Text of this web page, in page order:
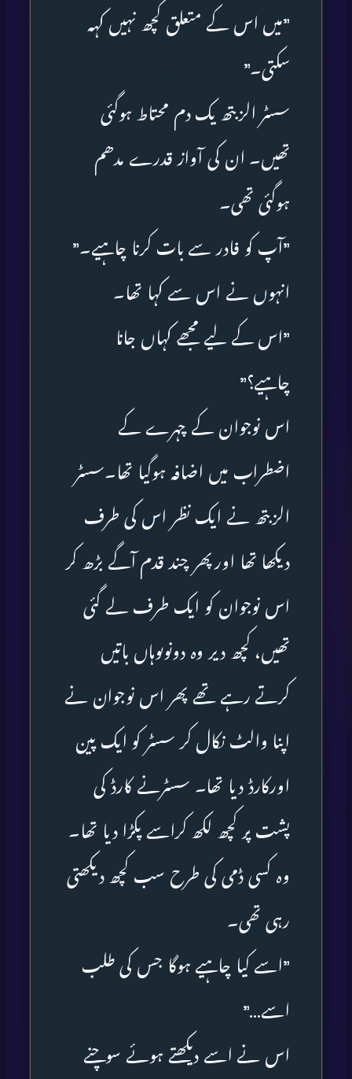
”میں اس کے متعلق کچھ نہیں کہہ
سکتی۔”
سسٹر الزبتھ یک دم محتاط ہوگئی
تھیں۔ ان کی آواز قدرے مدھم
ہوگئی تھی۔
”آپ کو فادر سے بات کرنا چاہیے۔”
انہوں نے اس سے کہا تھا۔
”اس کے لیے مجھے کہاں جانا
چاہیے؟”
اس نوجوان کے چہرے کے
اضطراب میں اضافہ ہوگیا تھا۔سسٹر
الزبتھ نے ایک نظر اس کی طرف
دیکھا تھا اورپھر چند قدم آگے بڑھ کر
اس نوجوان کو ایک طرف لے گئی
تھیں، کچھ دیر وہ دونوںوہاں باتیں
کرتے رہے تھے پھر اس نوجوان نے
اپنا والٹ نکال کر سسٹر کو ایک پین
اورکارڈ دیا تھا۔ سسٹرنے کارڈ کی
پشت پر کچھ لکھ کراسے پکڑا دیا تھا۔
وہ کسی ڈمی کی طرح سب کچھ دیکھتی
رہی تھی۔
”اسے کیا چاہیے ہوگا جس کی طلب
اسے…”
اس نے اسے دیکھتے ہوئے سوچنے